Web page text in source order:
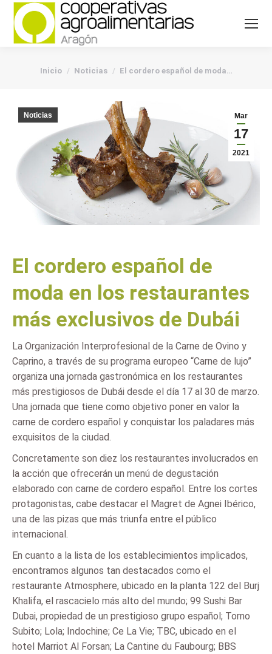
You are here:
Inicio Noticias El cordero español de moda…
Mar
17
2021
Noticias
El cordero español de
moda en los restaurantes
más exclusivos de Dubái
La Organización Interprofesional de la Carne de Ovino y
Caprino, a través de su programa europeo “Carne de lujo”
organiza una jornada gastronómica en los restaurantes
más prestigiosos de Dubái desde el día 17 al 30 de marzo.
Una jornada que tiene como objetivo poner en valor la
carne de cordero español y conquistar los paladares más
exquisitos de la ciudad.
Concretamente son diez los restaurantes involucrados en
la acción que ofrecerán un menú de degustación
elaborado con carne de cordero español. Entre los cortes
protagonistas, cabe destacar el Magret de Agnei Ibérico,
una de las pizas que más triunfa entre el público
internacional.
En cuanto a la lista de los establecimientos implicados,
encontramos algunos tan destacados como el
restaurante Atmosphere, ubicado en la planta 122 del Burj
Khalifa, el rascacielo más alto del mundo; 99 Sushi Bar
Dubai, propiedad de un prestigioso grupo español; Torno
Subito; Lola; Indochine; Ce La Vie; TBC, ubicado en el
hotel Marriot Al Forsan; La Cantine du Faubourg; BBS